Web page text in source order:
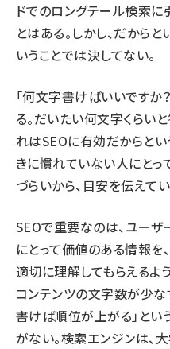
ドでのロングテール検索に
とはある。しかし、だから
いうことでは決してない。
「何文字書けばいいですか
る。だいたい何文字くらい
れはSEOに有効だからとい
きに慣れていない人にと
づらいから、目安を伝えて
SEOで重要なのは、ユーザ
にとって価値のある情報を
適切に理解してもらえるよ
コンテンツの文字数が少な
書けば順位が上がる」とい
がない。検索エンジンは、